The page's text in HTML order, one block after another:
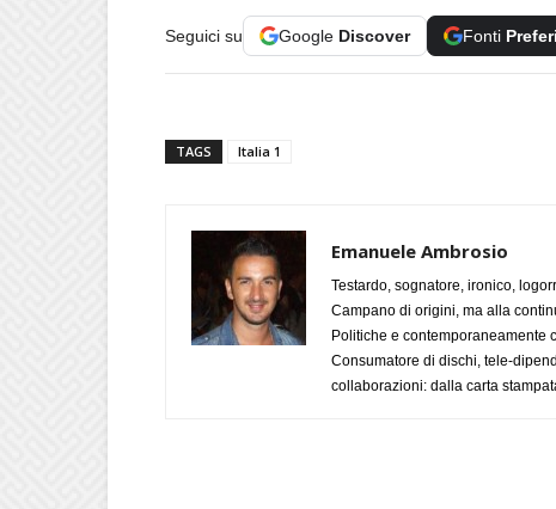
Seguici su Google Discover Fonti
TAGS Italia 1
Emanuele Ambrosio
Testardo, sognatore, ironico,
Campano di origini, ma alla
Politiche e contemporaneamente
Consumatore di dischi, tele-
collaborazioni: dalla carta